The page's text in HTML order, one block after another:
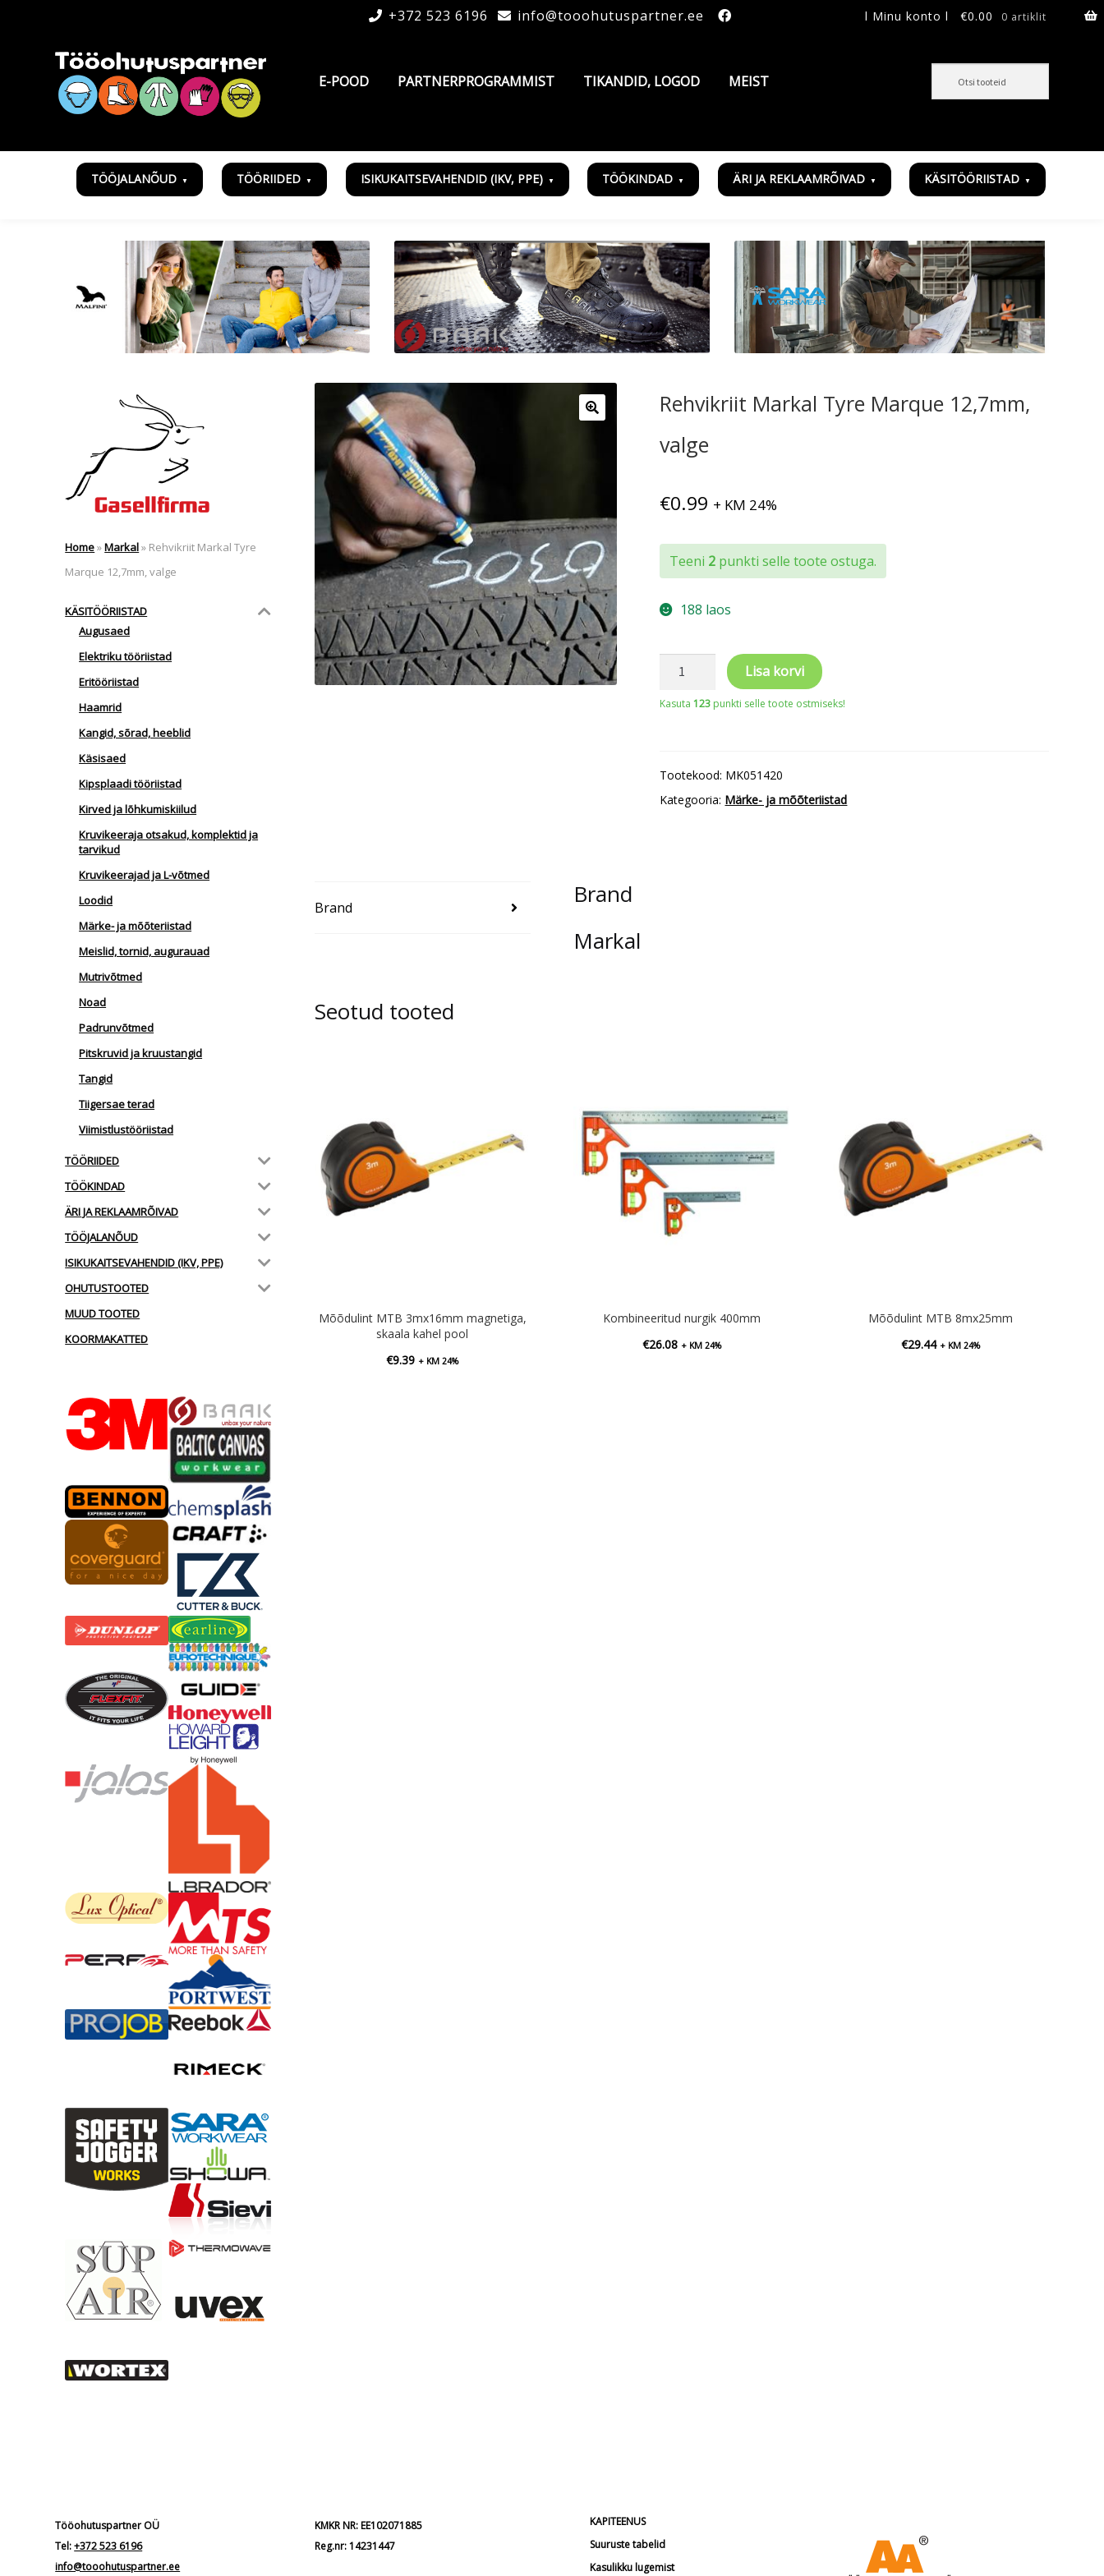
€0.00 0 artiklit
+372 523 6196 info@tooohutuspartner.ee l Minu konto l
E-POOD PARTNERPROGRAMMIST TIKANDID, LOGOD MEIST
TÖÖJALANÕUD TÖÖRIIDED ISIKUKAITSEVAHENDID (IKV, PPE) TÖÖKINDAD ÄRI JA REKLAAMRÕIVAD KÄSITÖÖRIISTAD
Rehvikriit Markal Tyre Marque 12,7mm,
valge
€0.99 + KM 24%
Teeni 2 punkti selle toote ostuga.
188 laos
Rehvikriit
kogus
Lisa korvi
Kasuta123 punkti selle toote ostmiseks!
Tootekood: MK051420
Kategooria: Märke- ja mõõteriistad
Brand
Brand
Markal
Seotud tooted
Mõõdulint MTB 3mx16mm magnetiga,
skaala kahel pool
€9.39 + KM 24%
Kombineeritud nurgik 400mm
€26.08 + KM 24%
Mõõdulint MTB 8mx25mm
€29.44 + KM 24%
Home»Markal» Rehvikriit Markal Tyre
Marque 12,7mm, valge
KÄSITÖÖRIISTAD
Augusaed
Elektriku tööriistad
Eritööriistad
Haamrid
Kangid, sõrad, heeblid
Käsisaed
Kipsplaadi tööriistad
Kirved ja lõhkumiskiilud
Kruvikeeraja otsakud, komplektid ja
tarvikud
Kruvikeerajad ja L-võtmed
Loodid
Märke- ja mõõteriistad
Meislid, tornid, augurauad
Mutrivõtmed
Noad
Padrunvõtmed
Pitskruvid ja kruustangid
Tangid
Tiigersae terad
Viimistlustööriistad
TÖÖRIIDED
TÖÖKINDAD
ÄRI JA REKLAAMRÕIVAD
TÖÖJALANÕUD
ISIKUKAITSEVAHENDID (IKV, PPE)
OHUTUSTOOTED
MUUD TOOTED
KOORMAKATTED
Tööohutuspartner OÜ
Tel:+372 523 6196
info@tooohutuspartner.ee
KMKR NR: EE102071885
Reg.nr: 14231447
KAPITEENUS
Suuruste tabelid
Kasulikku lugemist